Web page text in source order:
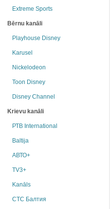
Extreme Sports
Bērnu kanāli
Playhouse Disney
Karusel
Nickelodeon
Toon Disney
Disney Channel
Krievu kanāli
РТB International
Baltija
АВТО+
TV3+
Kanāls
СТС Балтия